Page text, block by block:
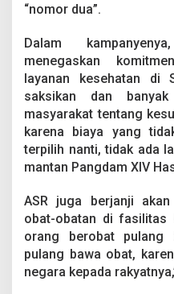
d
P
e
m
b
e
r
d
y
a
n
P
e
“nomor dua”.
Dalam
menegaskan
layanan kesehatan di
saksikan dan
masyarakat tentang
karena biaya yang
terpilih nanti, tidak ada
mantan Pangdam XIV
ASR juga berjanji
obat-obatan di fasilitas
orang berobat pulang
pulang bawa obat,
negara kepada